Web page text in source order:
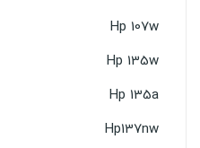
Hp 107w
Hp 135w
Hp 135a
Hp137nw